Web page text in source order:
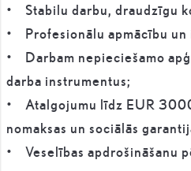
• Stabilu darbu, draudzīgu
• Profesionālu apmācību un
• Darbam nepieciešamo
darba instrumentus;
• Atalgojumu līdz EUR
nomaksas un sociālās
• Veselības apdrošināšanu